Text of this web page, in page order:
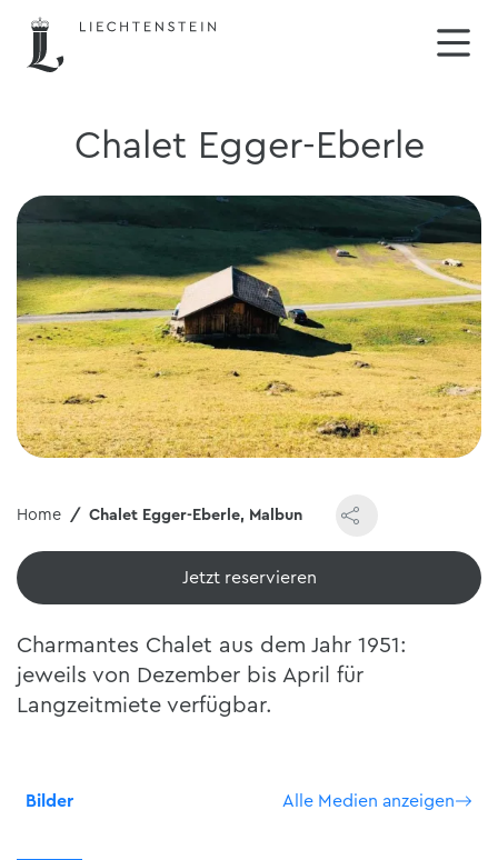
Chalet Egger-Eberle
Home Chalet Egger-Eberle, Malbun
Jetzt reservieren
Charmantes Chalet aus dem Jahr 1951:
jeweils von Dezember bis April für
Langzeitmiete verfügbar.
Bilder Alle Medien anzeigen